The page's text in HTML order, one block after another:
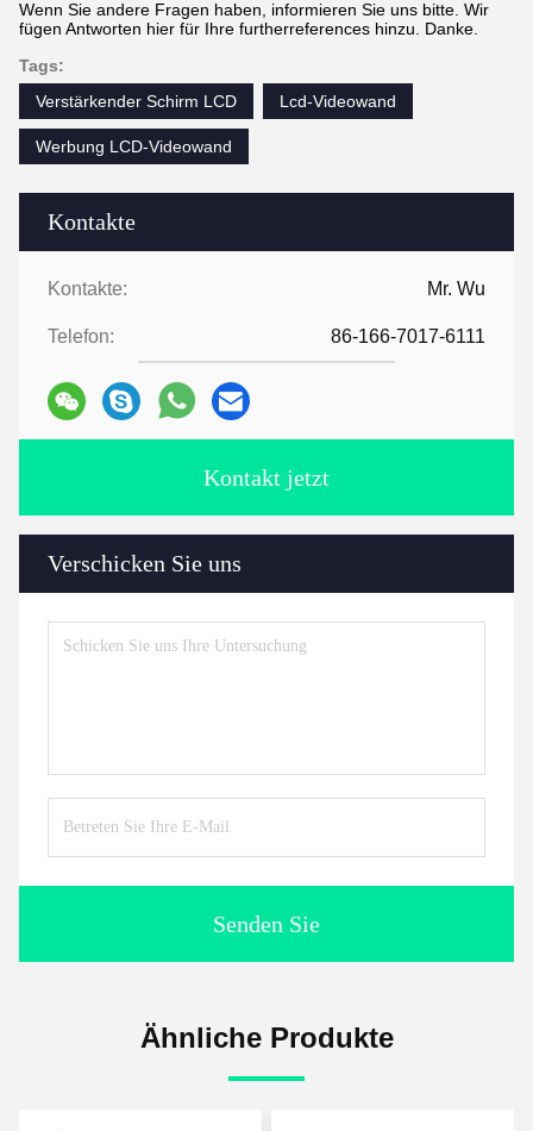
Kontakte
Kontakte: Mr. Wu
Telefon: 86-166-7017-6111
Kontakt jetzt
Verschicken Sie uns
Senden Sie
Wenn Sie andere Fragen haben, informieren Sie uns bitte. Wir
fügen Antworten hier für Ihre furtherreferences hinzu. Danke.
Tags:
Verstärkender Schirm LCD
Lcd-Videowand
Werbung LCD-Videowand
Ähnliche Produkte